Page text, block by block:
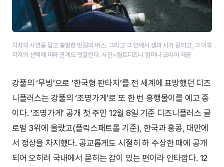
각자의 사연을 담고 출발한 빗길의 버스. 그리고 그 안에서 생과 사가 갈리고, 그 이후
각자의 선택에 따라 관계도 엇갈린다. 사진=월트디즈니 컴퍼니 코리아 제공
강풀의 ‘무빙’으로 ‘한국형 판타지’를 전 세계에 표방했던 디즈
니플러스는 강풀의 ‘조명가게’로 또 한 번 흥행몰이를 예고 중
이다. ‘조명가게’ 공개 첫 주인 12월 8일 기준 디즈니플러스 글
로벌 3위에 올랐고(플릭스패트롤 기준), 한국과 홍콩, 대만에
서 정상을 차지했다. 공교롭게도 시절히 하 수상한 때에 공개
되어 오히려 국내에서 묻히는 감이 있는 편이라 안타깝다. 12